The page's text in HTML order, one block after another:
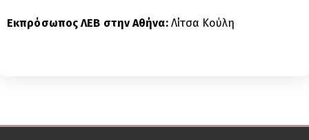
Εκπρόσωπος ΛΕΒ στην Αθήνα:Λίτσα Κούλη